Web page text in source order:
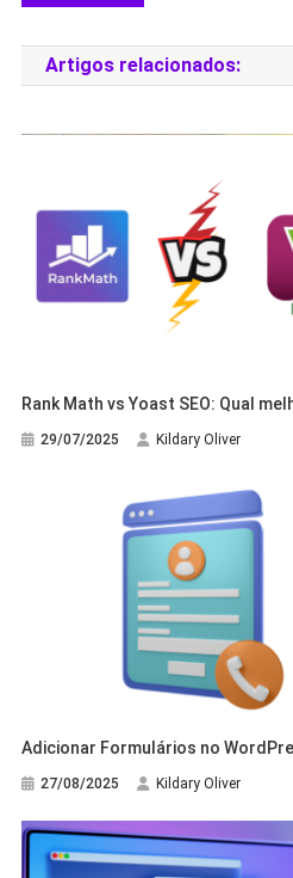
Artigos relacionados:
Rank Math vs Yoast SEO: Qual
29/07/2025 Kildary Oliver
Adicionar Formulários no
27/08/2025 Kildary Oliver